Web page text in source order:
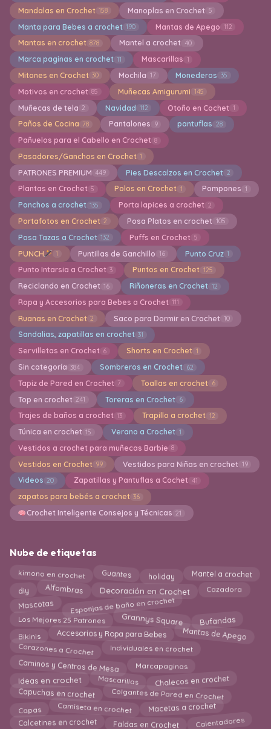
Mandalas en Crochet 158 Manoplas en Crochet 5
Manta para Bebes a crochet 190 Mantas de Apego 112
Mantas en crochet 878 Mantel a crochet 40
Marca paginas en crochet 11 Mascarillas 1
Mitones en Crochet 30 Mochila 17 Monederos 35
Motivos en crochet 85 Muñecas Amigurumi 145
Muñecas de tela 2 Navidad 112 Otoño en Cochet 1
Paños de Cocina 78 Pantalones 9 pantuflas 28
Pañuelos para el Cabello en Crochet 8
Pasadores/Ganchos en Crochet 1
PATRONES PREMIUM 449 Pies Descalzos en Crochet 2
Plantas en Crochet 5 Polos en Crochet 1 Pompones 1
Ponchos a crochet 135 Porta lapices a crochet 2
Portafotos en Crochet 2 Posa Platos en crochet 105
Posa Tazas a Crochet 132 Puffs en Crochet 5
PUNCH 1 Puntillas de Ganchillo 16 Punto Cruz 1
Punto Intarsia a Crochet 3 Puntos en Crochet 125
Reciclando en Crochet 16 Riñoneras en Crochet 12
Ropa y Accesorios para Bebes a Crochet 111
Ruanas en Crochet 2 Saco para Dormir en Crochet 10
Sandalias, zapatillas en crochet 31
Servilletas en Crochet 6 Shorts en Crochet 1
Sin categoría 384 Sombreros en Crochet 62
Tapiz de Pared en Crochet 7 Toallas en crochet 6
Top en crochet 241 Toreras en Crochet 6
Trajes de baños a crochet 13 Trapillo a crochet 12
Túnica en crochet 15 Verano a Crochet 1
Vestidos a crochet para muñecas Barbie 8
Vestidos en Crochet 99 Vestidos para Niñas en crochet 19
Videos 20 Zapatillas y Pantuflas a Cochet 41
zapatos para bebés a crochet 36
Crochet Inteligente Consejos y Técnicas 21
Nube de etiquetas
kimono en crochet Guantes holiday Mantel a crochet
diy Alfombras Decoración en Crochet Cazadora
Mascotas Esponjas de baño en crochet
Los Mejores 25 Patrones Grannys Square Bufandas
Bikinis Accesorios y Ropa para Bebes Mantas de Apego
Corazones a Crochet Individuales en crochet
Caminos y Centros de Mesa Marcapaginas
Ideas en crochet Mascarillas Chalecos en crochet
Capuchas en crochet Colgantes de Pared en Crochet
Capas Camiseta en crochet Macetas a crochet
Calcetines en crochet Faldas en Crochet Calentadores